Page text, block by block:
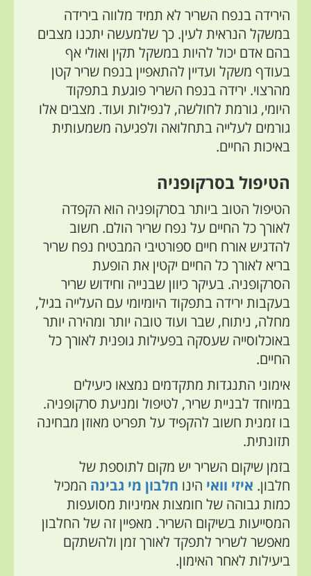
הירידה בנפח השריר לא תמיד מלווה בירידה
במשקל הנראית לעין. כך שלמעשה יתכנו מצבים
בהם אדם יכול להיות במשקל תקין ואולי אף
בעודף משקל ועדיין להתאפיין בנפח שריר קטן
מהרצוי. ירידה בנפח השריר פוגעת בתפקוד
היומי, גורמת לחולשה, לנפילות ועוד. מצבים אלו
גורמים לעלייה בתחלואה ולפגיעה משמעותית
באיכות החיים.
הטיפול בסרקופניה
הטיפול הטוב ביותר בסרקופניה הוא הקפדה
לאורך כל החיים על נפח שריר הולם. חשוב
להדגיש אורח חיים ספורטיבי המבטיח נפח שריר
בריא לאורך כל החיים יקטין את הופעת
הסרקופניה. בעיקר כיוון שבנייה וחידוש שריר
בעקבות ירידה בתפקוד היומיומי עם העלייה בגיל,
מחלה, ניתוח, שבר ועוד טובה יותר ומהירה יותר
באוכלוסייה שעסקה בפעילות גופנית לאורך כל
החיים.
אימוני התנגדות מתקדמים נמצאו כיעילים
במיוחד לבניית שריר, לטיפול ומניעת סרקופניה.
בו זמנית חשוב להקפיד על תפריט מאוזן מבחינה
תזונתית.
בזמן שיקום השריר יש מקום לתוספת של
חלבון. איזי וואי הינו חלבון מי גבינה המכיל
כמות גבוהה של חומצות אמיניות מסועפות
המסייעות בשיקום השריר. מאפיין זה של החלבון
מאפשר לשריר לתפקד לאורך זמן ולהשתקם
ביעילות לאחר האימון.